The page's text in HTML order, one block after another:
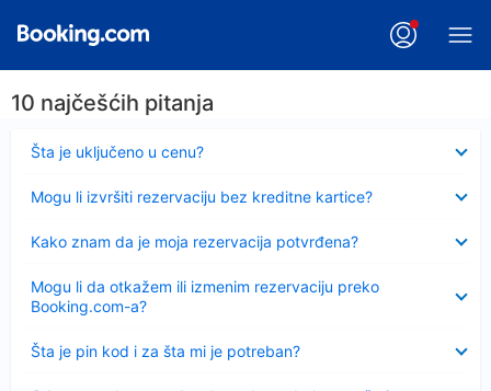
10 najčešćih pitanja
Šta je uključeno u cenu?
Sažeto
Mogu li izvršiti rezervaciju bez kreditne kartice?
Kako znam da je moja rezervacija potvrđena?
Mogu li da otkažem ili izmenim rezervaciju preko
Booking.com-a?
Šta je pin kod i za šta mi je potreban?
Sažeto